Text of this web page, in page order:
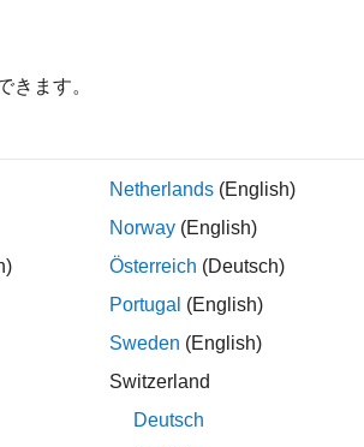
Coder
generate optimized code for theresample
based device) using processor-in-
Workflow documentation.
きます。
Netherlands (English)
Norway (English)
Österreich (Deutsch)
Portugal (English)
Sweden (English)
Switzerland
Deutsch